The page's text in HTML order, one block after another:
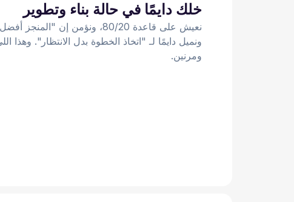
خلك دايمًا في حالة بناء وتطوير
نعيش على قاعدة 80/20، ونؤمن إن
ونميل دايمًا لـ "اتخاذ الخطوة بدل الانتظار". وهذا
ومرنين.